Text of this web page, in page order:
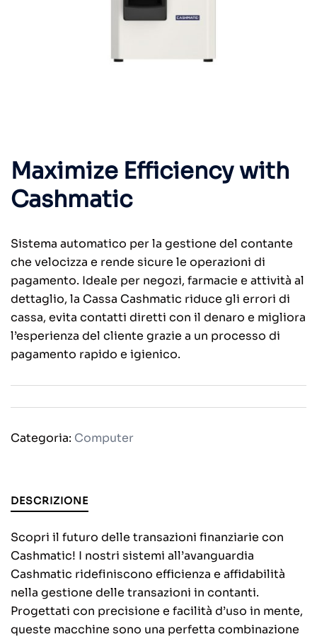
Maximize Efficiency with
Cashmatic
Sistema automatico per la gestione del contante
che velocizza e rende sicure le operazioni di
pagamento. Ideale per negozi, farmacie e attività al
dettaglio, la Cassa Cashmatic riduce gli errori di
cassa, evita contatti diretti con il denaro e migliora
l’esperienza del cliente grazie a un processo di
pagamento rapido e igienico.
Categoria: Computer
DESCRIZIONE
Scopri il futuro delle transazioni finanziarie con
Cashmatic! I nostri sistemi all’avanguardia
Cashmatic ridefiniscono efficienza e affidabilità
nella gestione delle transazioni in contanti.
Progettati con precisione e facilità d’uso in mente,
queste macchine sono una perfetta combinazione